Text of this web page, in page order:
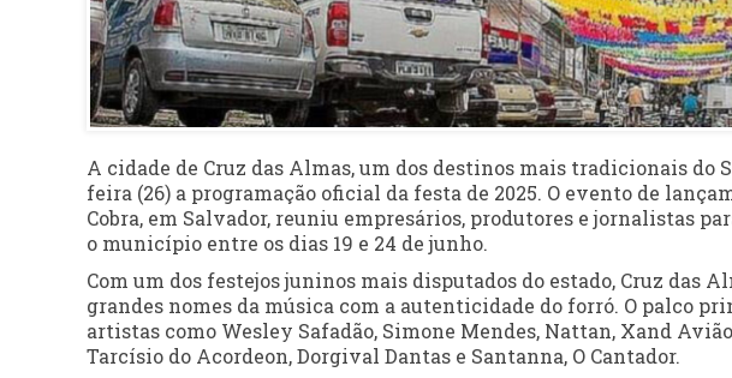
A cidade de Cruz das Almas, um dos destinos mais tradicionais do
feira (26) a programação oficial da festa de 2025. O evento de
Cobra, em Salvador, reuniu empresários, produtores e jornalistas
o município entre os dias 19 e 24 de junho.
Com um dos festejos juninos mais disputados do estado, Cruz das
grandes nomes da música com a autenticidade do forró. O palco
artistas como Wesley Safadão, Simone Mendes, Nattan, Xand
Tarcísio do Acordeon, Dorgival Dantas e Santanna, O Cantador.